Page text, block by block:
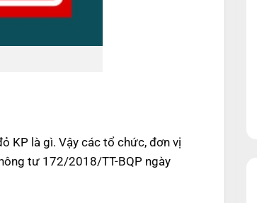
KP là gì. Vậy các tổ chức, đơn vị
tư 172/2018/TT-BQP ngày